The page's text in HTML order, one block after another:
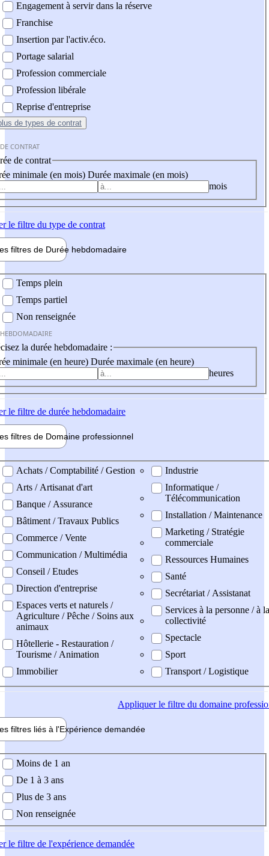
Engagement à servir dans la réserve
Franchise
Insertion par l'activ.éco.
Portage salarial
Profession commerciale
Profession libérale
Reprise d'entreprise
de types de contrat
CONTRAT
de contrat
minimale (en mois) Durée maximale (en mois)
mois
le filtre du type de contrat
filtres de Durée hebdomadaire
Temps plein
Temps partiel
Non renseignée
la durée hebdomadaire :
minimale (en heure) Durée maximale (en heure)
heures
le filtre de durée hebdomadaire
filtres de Domaine professionnel
professionel
Achats / Comptabilité / Gestion
Arts / Artisanat d'art
Banque / Assurance
Bâtiment / Travaux Publics
Commerce / Vente
Communication / Multimédia
Conseil / Etudes
Direction d'entreprise
Espaces verts et naturels /
Agriculture / Pêche / Soins aux
animaux
Hôtellerie - Restauration /
Tourisme / Animation
Immobilier
Industrie
Informatique /
Télécommunication
Installation / Maintenance
Marketing / Stratégie
commerciale
Ressources Humaines
Santé
Secrétariat / Assistanat
Services à la personne / à la
collectivité
Spectacle
Sport
Transport / Logistique
Appliquerle filtre du domaine
filtres liés à l'Expérience demandée
demandée
Moins de 1 an
De 1 à 3 ans
Plus de 3 ans
Non renseignée
le filtre de l'expérience demandée